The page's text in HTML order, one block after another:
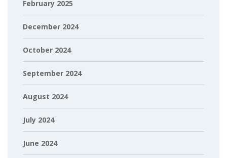
February 2025
December 2024
October 2024
September 2024
August 2024
July 2024
June 2024